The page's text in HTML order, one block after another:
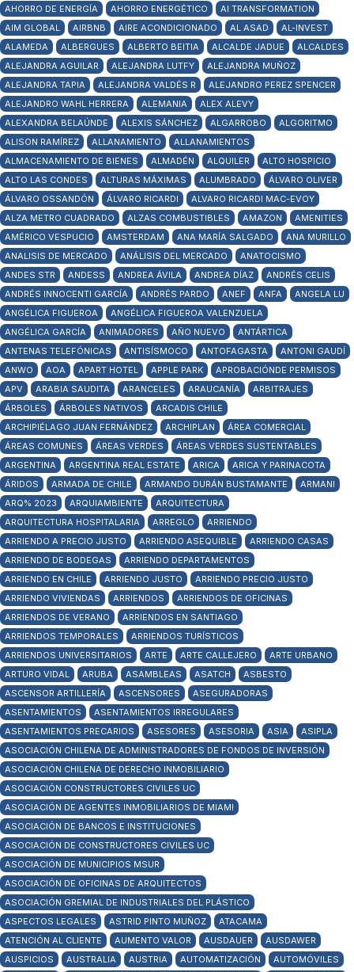
AHORRO DE ENERGÍA AHORRO ENERGÉTICO
AI TRANSFORMATION
AIM GLOBAL
AIRBNB AIRE ACONDICIONADO AL ASAD
AL-INVEST
ALAMEDA
ALBERGUES ALBERTO BEITIA ALCALDE JADUE
ALCALDES
ALEJANDRA AGUILAR
ALEJANDRA LUTFY
ALEJANDRA MUÑOZ
ALEJANDRA TAPIA
ALEJANDRA VALDÉS R
ALEJANDRO PEREZ SPENCER
ALEJANDRO WAHL HERRERA
ALEMANIA
ALEX ALEVY
ALEXANDRA BELAÚNDE
ALEXIS SÁNCHEZ ALGARROBO
ALGORITMO
ALISON RAMÍREZ
ALLANAMIENTO
ALLANAMIENTOS
ALMACENAMIENTO DE BIENES
ALMADÉN ALQUILER
ALTO HOSPICIO
ALTO LAS CONDES
ALTURAS MÁXIMAS ALUMBRADO
ÁLVARO OLIVER
ÁLVARO OSSANDÓN
ÁLVARO RICARDI
ALVARO RICARDI MAC-EVOY
ALZA METRO CUADRADO
ALZAS COMBUSTIBLES AMAZON
AMENITIES
AMÉRICO VESPUCIO
AMSTERDAM ANA MARÍA SALGADO
ANA MURILLO
ANALISIS DE MERCADO
ANÁLISIS DEL MERCADO
ANATOCISMO
ANDES STR
ANDESS ANDREA ÁVILA ANDREA DÍAZ
ANDRÉS CELIS
ANDRÉS INNOCENTI GARCÍA
ANDRÉS PARDO ANEF ANFA
ANGELA LU
ANGÉLICA FIGUEROA
ANGÉLICA FIGUEROA VALENZUELA
ANGÉLICA GARCÍA
ANIMADORES AÑO NUEVO
ANTÁRTICA
ANTENAS TELEFÓNICAS
ANTISÍSMOCO ANTOFAGASTA
ANTONI GAUDÍ
ANWO
AOA APART HOTEL APPLE PARK
APROBACIÓNDE PERMISOS
APV
ARABIA SAUDITA ARANCELES ARAUCANÍA
ARBITRAJES
ÁRBOLES
ÁRBOLES NATIVOS
ARCADIS CHILE
ARCHIPIÉLAGO JUAN FERNÁNDEZ
ARCHIPLAN
ÁREA COMERCIAL
ÁREAS COMUNES
ÁREAS VERDES
ÁREAS VERDES SUSTENTABLES
ARGENTINA
ARGENTINA REAL ESTATE ARICA
ARICA Y PARINACOTA
ÁRIDOS
ARMADA DE CHILE ARMANDO DURÁN BUSTAMANTE
ARMANI
ARQ% 2023
ARQUIAMBIENTE
ARQUITECTURA
ARQUITECTURA HOSPITALARIA
ARREGLO
ARRIENDO
ARRIENDO A PRECIO JUSTO
ARRIENDO ASEQUIBLE
ARRIENDO CASAS
ARRIENDO DE BODEGAS
ARRIENDO DEPARTAMENTOS
ARRIENDO EN CHILE
ARRIENDO JUSTO
ARRIENDO PRECIO JUSTO
ARRIENDO VIVIENDAS
ARRIENDOS
ARRIENDOS DE OFICINAS
ARRIENDOS DE VERANO
ARRIENDOS EN SANTIAGO
ARRIENDOS TEMPORALES
ARRIENDOS TURÍSTICOS
ARRIENDOS UNIVERSITARIOS
ARTE ARTE CALLEJERO
ARTE URBANO
ARTURO VIDAL
ARUBA ASAMBLEAS ASATCH
ASBESTO
ASCENSOR ARTILLERÍA
ASCENSORES
ASEGURADORAS
ASENTAMIENTOS
ASENTAMIENTOS IRREGULARES
ASENTAMIENTOS PRECARIOS
ASESORES ASESORIA ASIA
ASIPLA
ASOCIACIÓN CHILENA DE ADMINISTRADORES DE FONDOS DE INVERSIÓN
ASOCIACIÓN CHILENA DE DERECHO INMOBILIARIO
ASOCIACIÓN CONSTRUCTORES CIVILES UC
ASOCIACIÓN DE AGENTES INMOBILIARIOS DE MIAMI
ASOCIACIÓN DE BANCOS E INSTITUCIONES
ASOCIACIÓN DE CONSTRUCTORES CIVILES UC
ASOCIACIÓN DE MUNICIPIOS MSUR
ASOCIACIÓN DE OFICINAS DE ARQUITECTOS
ASOCIACIÓN GREMIAL DE INDUSTRIALES DEL PLÁSTICO
ASPECTOS LEGALES
ASTRID PINTO MUÑOZ
ATACAMA
ATENCIÓN AL CLIENTE
AUMENTO VALOR AUSDAUER
AUSDAWER
AUSPICIOS
AUSTRALIA AUSTRIA AUTOMATIZACIÓN
AUTOMÓVILES